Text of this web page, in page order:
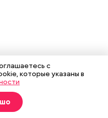
с
которые указаны в